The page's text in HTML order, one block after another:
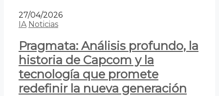
27/04/2026
IA Noticias
Pragmata: Análisis profundo, la
historia de Capcom y la
tecnología que promete
redefinir la nueva generación